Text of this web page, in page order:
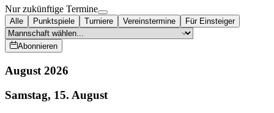
Nur zukünftige Termine
Alle Punktspiele Turniere Vereinstermine Für Einsteiger
Abonnieren
August 2026
Samstag, 15. August